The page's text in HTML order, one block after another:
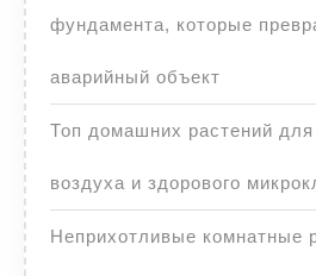
фундамента, которые
аварийный объект
Топ домашних растений
воздуха и здорового
Неприхотливые комнатные